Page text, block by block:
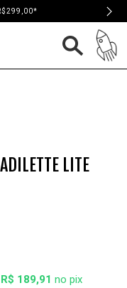
LITE
R$ 189,91 no pix